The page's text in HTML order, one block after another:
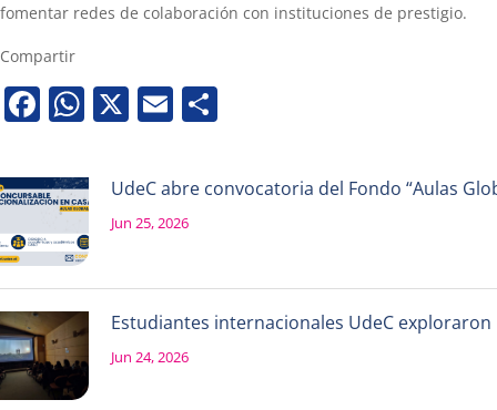
fomentar redes de colaboración con instituciones de prestigio.
Compartir
Facebook
WhatsApp
X Email
UdeC abre convocatoria del Fondo “Aulas
Jun 25, 2026
Estudiantes internacionales UdeC
Jun 24, 2026